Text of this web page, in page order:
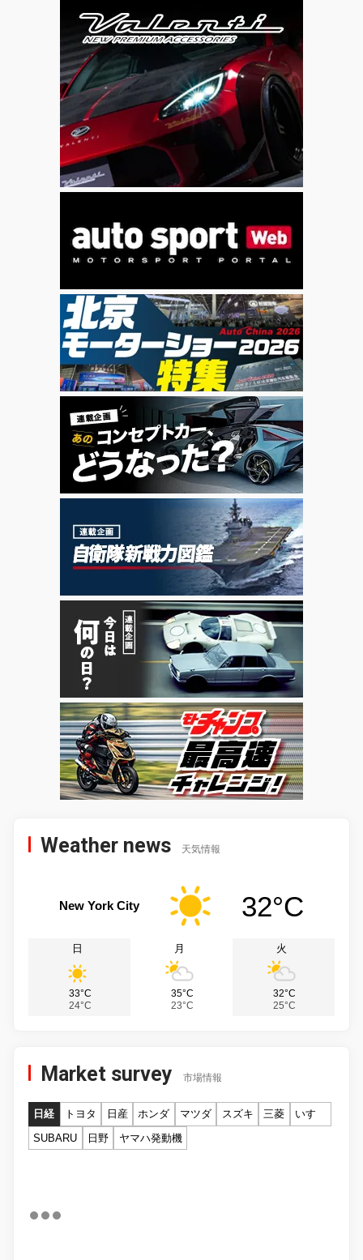
Weather news 天気情報
New York City 32°C
日
33°C
24°C
月
35°C
23°C
火
32°C
25°C
Market survey 市場情報
日経 トヨタ 日産 ホンダ マツダ スズキ 三菱
いすゞ
SUBARU
日野 ヤマハ発動機